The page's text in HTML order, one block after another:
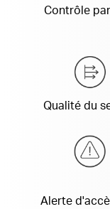
Contrôle
Qualité du
Alerte